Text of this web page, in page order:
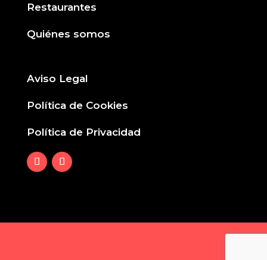
Restaurantes
Quiénes somos
Aviso Legal
Política de Cookies
Política de Privacidad